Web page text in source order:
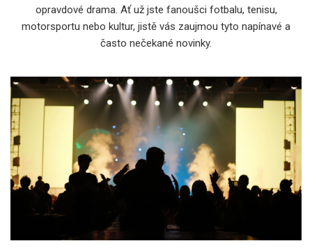
opravdové drama. Ať už jste fanoušci fotbalu, tenisu,
motorsportu nebo kultur, jistě vás zaujmou tyto napínavé a
často nečekané novinky.